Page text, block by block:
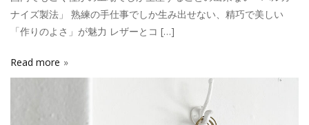
ナイズ製法」 熟練の手仕事でしか生み出せない、精巧で美しい
「作りのよさ」が魅力 レザーとコ […]
Read more